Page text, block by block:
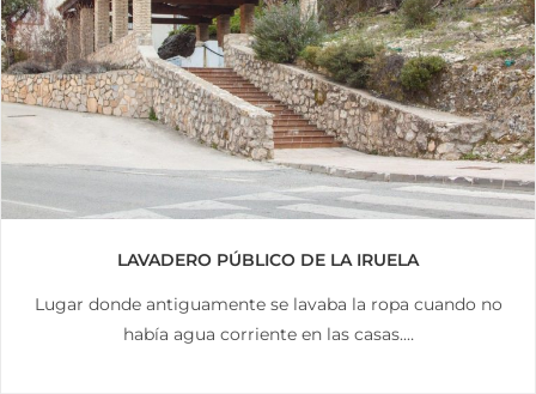
LAVADERO PÚBLICO DE LA IRUELA
Lugar donde antiguamente se lavaba la ropa cuando no
había agua corriente en las casas.…